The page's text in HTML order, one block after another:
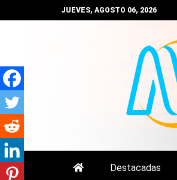
al
JUEVES, AGOSTO 06, 2026
NOTICIAS DEL
Destacadas